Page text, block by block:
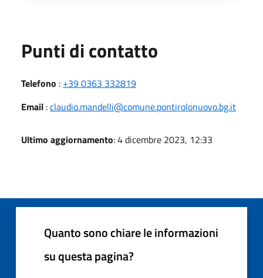
Punti di contatto
Telefono : +39 0363 332819
Email :claudio.mandelli@comune.pontirolonuovo.bg.it
Ultimo aggiornamento: 4 dicembre 2023, 12:33
Quanto sono chiare le informazioni
su questa pagina?